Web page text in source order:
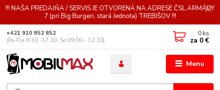
!!! NAŠA PREDAJŇA / SERVIS JE OTVORENÁ NA ADRESE ČSL.ARMÁDY
7 (pri Big Burgeri, stará Jednota) TREBIŠOV !!!
Menu
+421 910 852 852
(Po-Pia 8:30 -17:30, So 09:00 - 12:30)
0 ks
za 0 €